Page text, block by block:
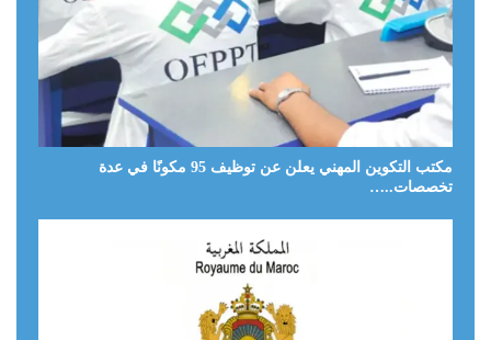
مكتب التكوين المهني يعلن عن توظيف 95 مكونًا في عدة
تخصصات..…